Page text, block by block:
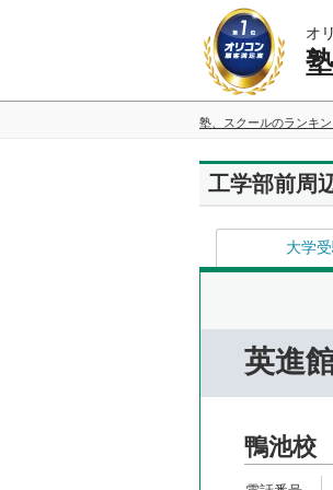
オ
塾、スクールのランキ
工学部前周
大学
英進
鴨池校